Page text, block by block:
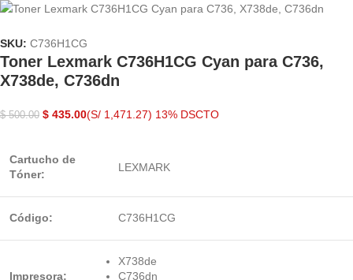
SKU: C736H1CG
Toner Lexmark C736H1CG Cyan para C736,
X738de, C736dn
$500.00 $ 435.00(S/ 1,471.27) 13% DSCTO
Cartucho de
Tóner:
LEXMARK
Código: C736H1CG
Impresora:
X738de
C736dn